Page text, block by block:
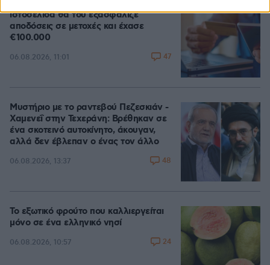
ιστοσελίδα θα του εξασφάλιζε
αποδόσεις σε μετοχές και έχασε
€100.000
06.08.2026, 11:01 47
Μυστήριο με το ραντεβού Πεζεσκιάν -
Χαμενεΐ στην Τεχεράνη: Βρέθηκαν σε
ένα σκοτεινό αυτοκίνητο, άκουγαν,
αλλά δεν έβλεπαν ο ένας τον άλλο
06.08.2026, 13:37 48
Το εξωτικό φρούτο που καλλιεργείται
μόνο σε ένα ελληνικό νησί
06.08.2026, 10:57 24